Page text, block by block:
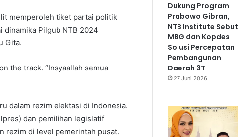
memperoleh tiket partai politik
dinamika Pilgub NTB 2024
Gita.
the track. “Insyaallah semua
dalam rezim elektasi di Indonesia.
dan pemilihan legislatif
rezim di level pemerintah pusat.
Dukung Program
Prabowo Gibran,
NTB Institute Sebut
MBG dan Kopdes
Solusi Percepatan
Pembangunan
Daerah 3T
27 Juni 2026